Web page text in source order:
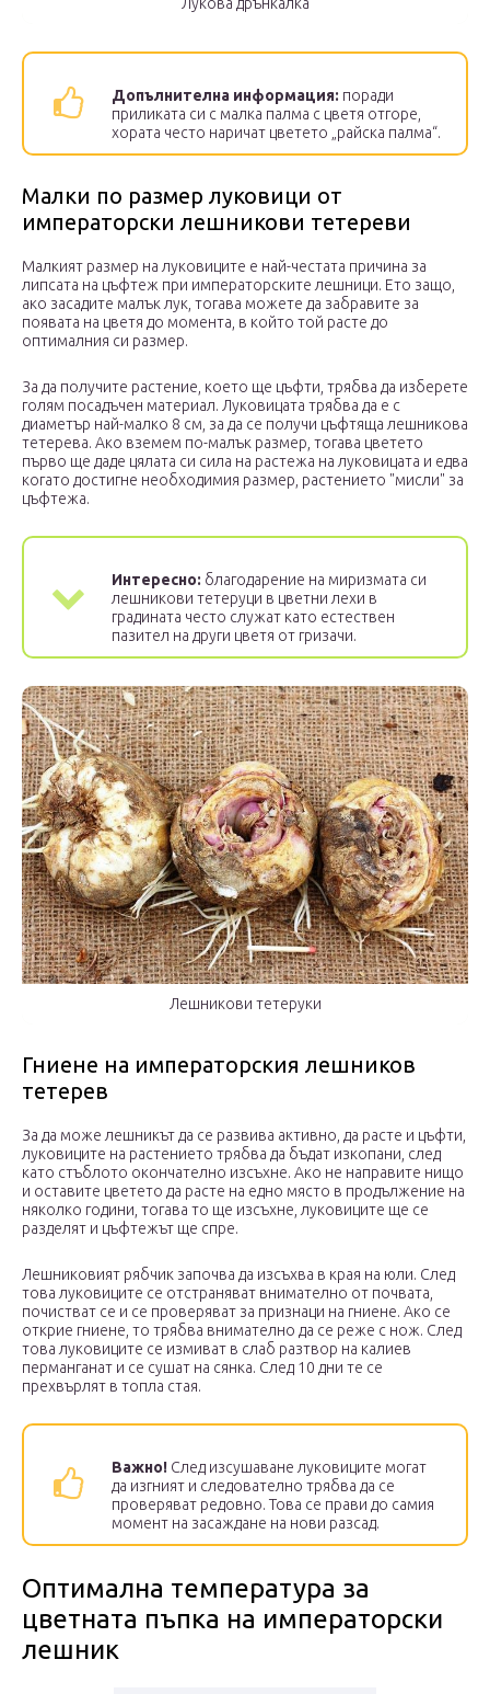
Лукова дрънкалка
Допълнителна информация: поради
приликата си с малка палма с цветя отгоре,
хората често наричат ​​цветето „райска палма“.
Малки по размер луковици от
императорски лешникови тетереви
Малкият размер на луковиците е най-честата причина за
липсата на цъфтеж при императорските лешници. Ето защо,
ако засадите малък лук, тогава можете да забравите за
появата на цветя до момента, в който той расте до
оптималния си размер.
За да получите растение, което ще цъфти, трябва да изберете
голям посадъчен материал. Луковицата трябва да е с
диаметър най-малко 8 см, за да се получи цъфтяща лешникова
тетерева. Ако вземем по-малък размер, тогава цветето
първо ще даде цялата си сила на растежа на луковицата и едва
когато достигне необходимия размер, растението "мисли" за
цъфтежа.
Интересно: благодарение на миризмата си
лешникови тетеруци в цветни лехи в
градината често служат като естествен
пазител на други цветя от гризачи.
Лешникови тетеруки
Гниене на императорския лешников
тетерев
За да може лешникът да се развива активно, да расте и цъфти,
луковиците на растението трябва да бъдат изкопани, след
като стъблото окончателно изсъхне. Ако не направите нищо
и оставите цветето да расте на едно място в продължение на
няколко години, тогава то ще изсъхне, луковиците ще се
разделят и цъфтежът ще спре.
Лешниковият рябчик започва да изсъхва в края на юли. След
това луковиците се отстраняват внимателно от почвата,
почистват се и се проверяват за признаци на гниене. Ако се
открие гниене, то трябва внимателно да се реже с нож. След
това луковиците се измиват в слаб разтвор на калиев
перманганат и се сушат на сянка. След 10 дни те се
прехвърлят в топла стая.
Важно! След изсушаване луковиците могат
да изгният и следователно трябва да се
проверяват редовно. Това се прави до самия
момент на засаждане на нови разсад.
Оптимална температура за
цветната пъпка на императорски
лешник